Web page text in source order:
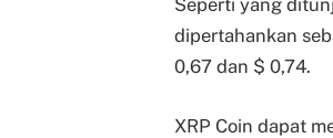
Seperti yang
dipertahankan
0,67 dan $ 0,74.
XRP Coin dapat